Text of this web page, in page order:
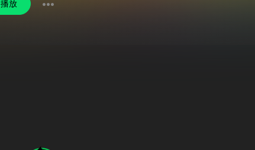
播放